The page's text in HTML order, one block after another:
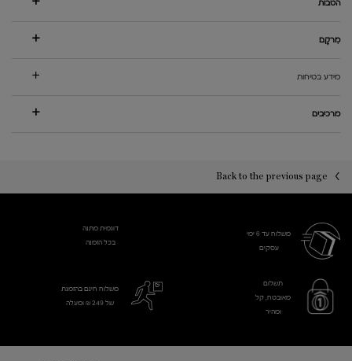
הטבות
מִרקָם
מידע בטיחות
מרכיבים
Back to the previous page
משלוח עד 6 ימי
עסקים​
דוגמית מתנה
בכל הזמנה
תשלום
מאובטח, קל
ומהיר
משלוח חינם בהזמנת
של 249 ₪ ומעלה